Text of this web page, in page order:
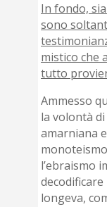
In fondo,
sono
mistico che
tutto
Ammesso
la volontà
amarniana
l’ebraismo
longeva,